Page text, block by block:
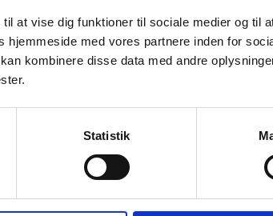
at vise dig funktioner til sociale medier og til
med vores partnere inden for
kombinere disse data med andre
Statistik
99,1 98,8
8.669,0
- -
-
henviser til Erhvervsstyrelsen ved eventuelle fejlregistreringer.